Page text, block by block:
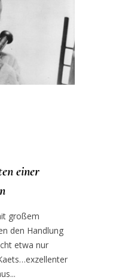
einer
großem
den Handlung
etwa nur